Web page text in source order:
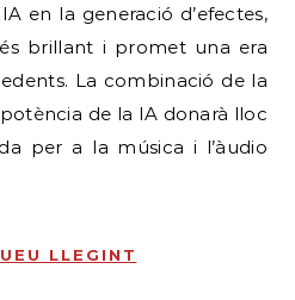
en la generació d’efectes,
brillant i promet una era
La combinació de la
de la IA donarà lloc
per a la música i l’àudio
LLEGINT